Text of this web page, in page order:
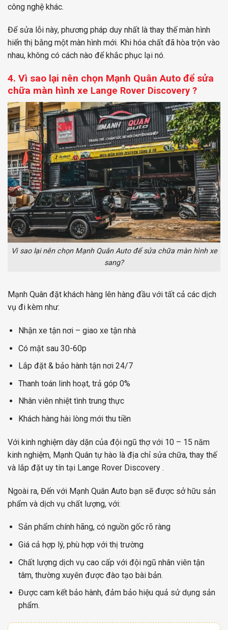
công nghệ khác.
Để sửa lỗi này, phương pháp duy nhất là thay thế màn hình
hiển thị bằng một màn hình mới. Khi hóa chất đã hòa trộn vào
nhau, không có cách nào để khắc phục lại nó.
4. Vì sao lại nên chọn Mạnh Quân Auto để sửa
chữa màn hình xe Lange Rover Discovery ?
Vì sao lại nên chọn Mạnh Quân Auto để sửa chữa màn hình xe
sang?
Mạnh Quân đặt khách hàng lên hàng đầu với tất cả các dịch
vụ đi kèm như:
Nhận xe tận nơi – giao xe tận nhà
Có mặt sau 30-60p
Lắp đặt & bảo hành tận nơi 24/7
Thanh toán linh hoạt, trả góp 0%
Nhân viên nhiệt tình trung thực
Khách hàng hài lòng mới thu tiền
Với kinh nghiệm dày dặn của đội ngũ thợ với 10 – 15 năm
kinh nghiệm, Mạnh Quân tự hào là địa chỉ sửa chữa, thay thế
và lắp đặt uy tín tại Lange Rover Discovery .
Ngoài ra, Đến với Mạnh Quân Auto bạn sẽ được sở hữu sản
phẩm và dịch vụ chất lượng, với:
Sản phẩm chính hãng, có nguồn gốc rõ ràng
Giá cả hợp lý, phù hợp với thị trường
Chất lượng dịch vụ cao cấp với đội ngũ nhân viên tận
tâm, thường xuyên được đào tạo bài bản.
Được cam kết bảo hành, đảm bảo hiệu quả sử dụng sản
phẩm.